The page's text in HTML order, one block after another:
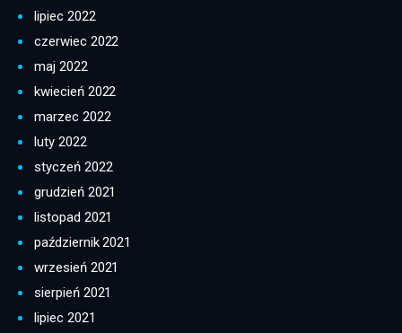
lipiec 2022
czerwiec 2022
maj 2022
kwiecień 2022
marzec 2022
luty 2022
styczeń 2022
grudzień 2021
listopad 2021
październik 2021
wrzesień 2021
sierpień 2021
lipiec 2021